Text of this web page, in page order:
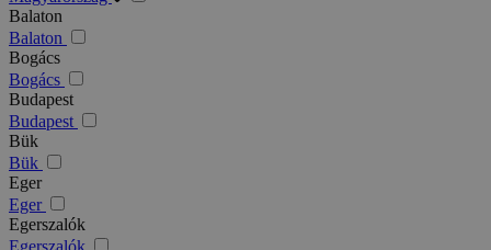
Balaton
Balaton
Bogács
Bogács
Budapest
Budapest
Bük
Bük
Eger
Eger
Egerszalók